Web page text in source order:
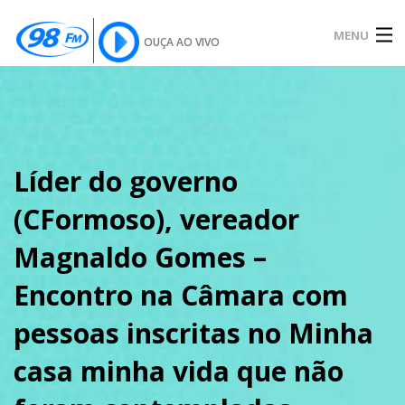
OUÇA AO VIVO MENU
SOBRE
NOTÍCIAS
PODCAST
GALERIA
Líder do governo
(CFormoso), vereador
Magnaldo Gomes –
Encontro na Câmara com
pessoas inscritas no Minha
casa minha vida que não